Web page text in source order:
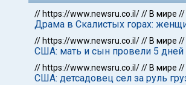
// https://www.newsru.co.il/// В мире //
Драма в Скалистых горах:
// https://www.newsru.co.il/// В мире //
США: мать и сын провели 5
// https://www.newsru.co.il/// В мире //
США: детсадовец сел за руль